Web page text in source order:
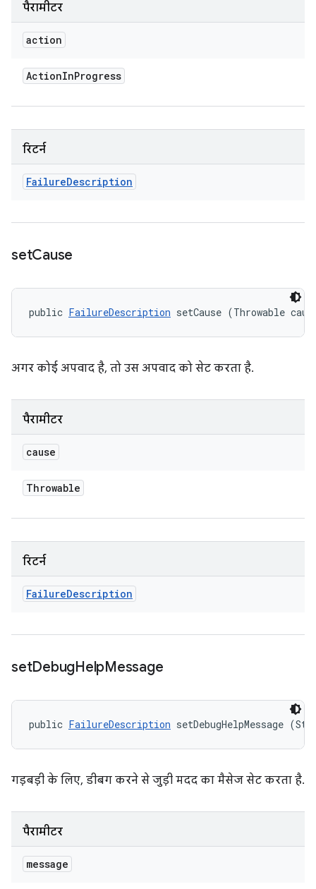
पैरामीटर
action
ActionInProgress
रिटर्न
FailureDescription
setCause
public FailureDescription setCause (Throwable
अगर कोई अपवाद है, तो उस अपवाद को सेट करता है.
पैरामीटर
cause
Throwable
रिटर्न
FailureDescription
setDebugHelpMessage
public FailureDescription setDebugHelpMessage
गड़बड़ी के लिए, डीबग करने से जुड़ी मदद का मैसेज सेट करता है.
पैरामीटर
message